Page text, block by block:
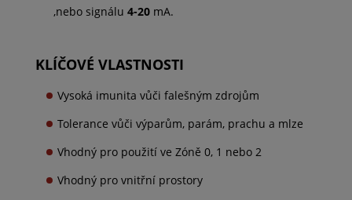
,nebo signálu 4-20 mA.
KLÍČOVÉ VLASTNOSTI
Vysoká imunita vůči falešným zdrojům
Tolerance vůči výparům, parám, prachu a mlze
Vhodný pro použití ve Zóně 0, 1 nebo 2
Vhodný pro vnitřní prostory